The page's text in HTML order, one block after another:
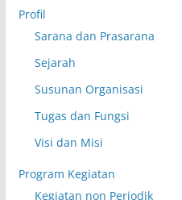
Profil
Sarana dan Prasarana
Sejarah
Susunan Organisasi
Tugas dan Fungsi
Visi dan Misi
Program Kegiatan
Kegiatan non Periodik